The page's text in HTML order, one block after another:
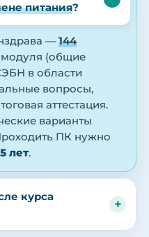
питания?
— 144
модуля (общие
в области
вопросы,
аттестация.
варианты
ПК нужно
лет.
курса